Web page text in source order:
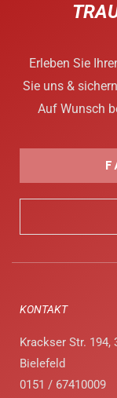
Erleben Sie
Sie uns &
Auf Wunsch
KONTAKT
Krackser Str. 194,
Bielefeld
0151 / 67410009